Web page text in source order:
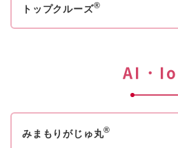
トップクルーズ®
AI・
みまもりがじゅ丸®